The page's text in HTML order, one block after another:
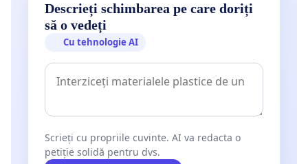
Descrieți schimbarea pe care doriți
să o vedeți
Cu tehnologie AI
Scrieți cu propriile cuvinte. AI va redacta o
petiție solidă pentru dvs.